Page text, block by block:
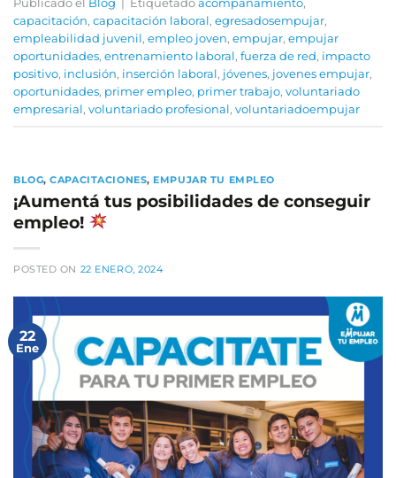
Publicado el Blog Etiquetado acompañamiento,
capacitación, capacitación laboral , egresadosempujar,
empleabilidad juvenil , empleo joven, empujar, empujar
oportunidades, entrenamiento laboral , fuerza de red, impacto
positivo, inclusión, inserción laboral , jóvenes, jovenes empujar,
oportunidades, primer empleo, primer trabajo, voluntariado
empresarial , voluntariado profesional , voluntariadoempujar
BLOG,CAPACITACIONES, EMPUJAR TU EMPLEO
¡Aumentá tus posibilidades de conseguir
empleo!
POSTED ON 22 ENERO, 2024
22
Ene